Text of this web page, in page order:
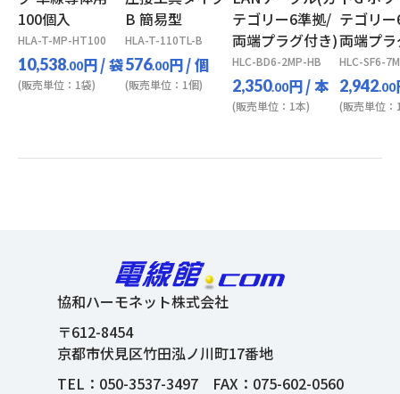
100個入
HLA-T-MP-HT100
10,538.00円/ 袋
(販売単位：1袋)
B 簡易型
HLA-T-110TL-B
576.00円/ 個
(販売単位：1個)
テゴリー6準拠/
両端プラグ付き)
HLC-BD6-2MP-HB
2,350.00円/ 本
(販売単位：1本)
テゴリ
両端プ
HLC-SF6-
2,942.00
(販売単位：
協和ハーモネット株式会社
〒612-8454
京都市伏見区竹田泓ノ川町17番地
TEL： 050-3537-3497FAX：075-602-0560